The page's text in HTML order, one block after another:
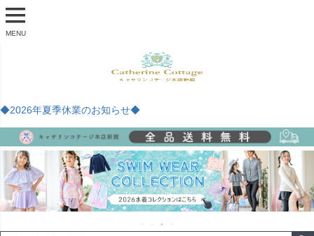
MENU
◆2026年夏季休業のお知らせ◆